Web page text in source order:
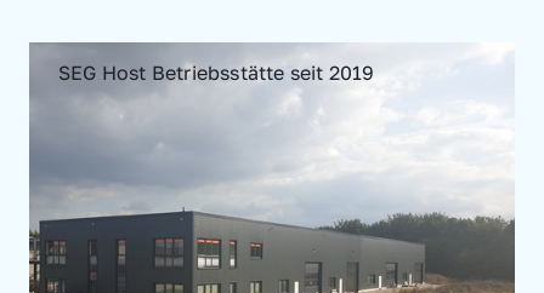
SEG Host Betriebsstätte seit 2019